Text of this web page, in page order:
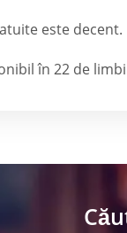
este decent.
în 22 de